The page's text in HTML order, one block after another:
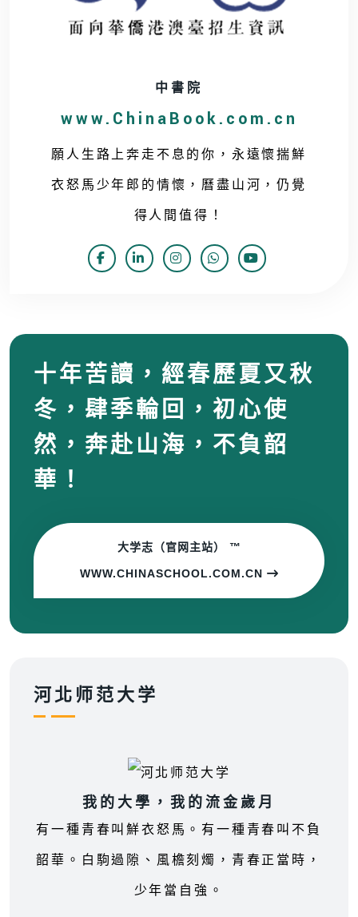
中書院
www.ChinaBook.com.cn
願人生路上奔走不息的你，永遠懷揣鮮
衣怒馬少年郎的情懷，曆盡山河，仍覺
得人間值得！
十年苦讀，經春歷夏又秋
冬，肆季輪回，初心使
然，奔赴山海，不負韶
華！
大学志（官网主站） ™
WWW.CHINASCHOOL.COM.CN
河北师范大学
我的大學，我的流金歲月
有一種青春叫鮮衣怒馬。有一種青春叫不負
韶華。白駒過隙、風檐刻燭，青春正當時，
少年當自強。